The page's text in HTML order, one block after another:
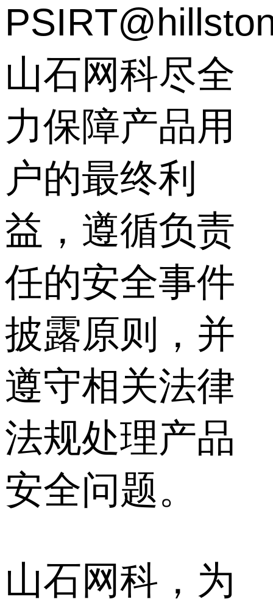
山石网科尽全
力保障产品用
户的最终利
益，遵循负责
任的安全事件
披露原则，并
遵守相关法律
法规处理产品
安全问题。
山石网科，为